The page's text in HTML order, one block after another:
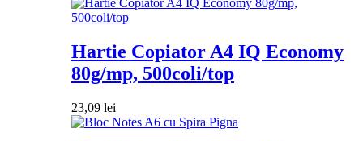
Hartie Copiator A4 IQ Economy
80g/mp, 500coli/top
23,09 lei